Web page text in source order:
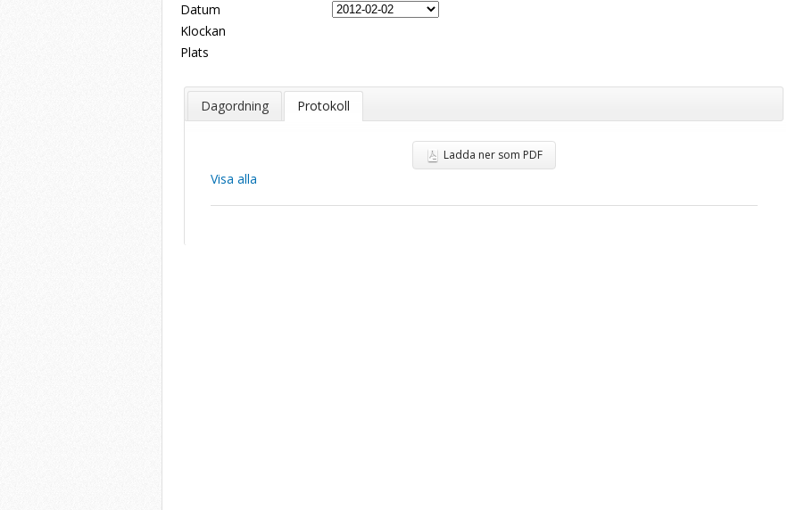
Datum
Klockan
Plats
Dagordning Protokoll
Ladda ner som PDF
Visa alla